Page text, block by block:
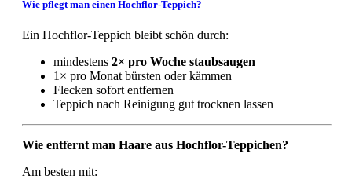
Wie pflegt man einen Hochflor-Teppich?
Ein Hochflor-Teppich bleibt schön durch:
mindestens 2× pro Woche staubsaugen
1× pro Monat bürsten oder kämmen
Flecken sofort entfernen
Teppich nach Reinigung gut trocknen lassen
Wie entfernt man Haare aus Hochflor-Teppichen?
Am besten mit: